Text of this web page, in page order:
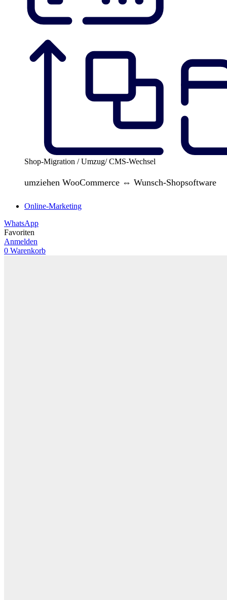
Shop-Migration / Umzug/ CMS-Wechsel
umziehen WooCommerce ⇔ Wunsch-Shopsoftware
Online-Marketing
WhatsApp
Favoriten
Anmelden
0 Warenkorb